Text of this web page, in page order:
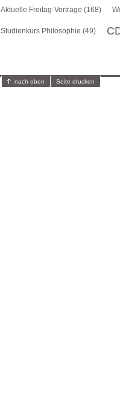
Aktuelle Freitag-Vorträge (168)
Studienkurs Philosophie (49)
nach oben Seite drucken